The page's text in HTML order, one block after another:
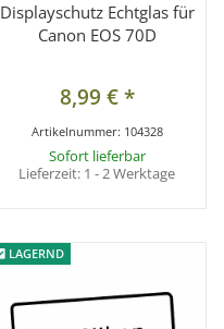
Displayschutz Echtglas für
Canon EOS 70D
8,99 €*
Artikelnummer: 104328
Sofort lieferbar
Lieferzeit: 1 - 2 Werktage
LAGERND
LAGERND